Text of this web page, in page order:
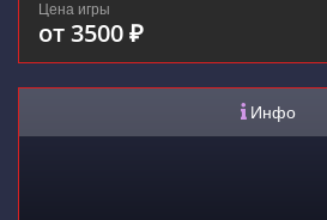
Цена игры
от 3500 ₽
Инфо